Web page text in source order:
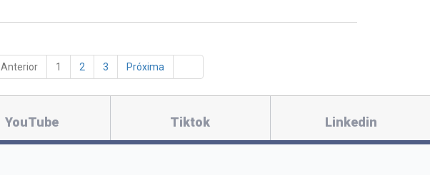
Anterior 1 2 3 Próxima
YouTube Tiktok Linkedin